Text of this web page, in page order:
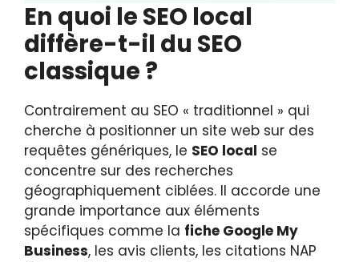
En quoi le SEO local
diffère-t-il du SEO
classique ?
Contrairement au SEO « traditionnel » qui
cherche à positionner un site web sur des
requêtes génériques, le SEO local se
concentre sur des recherches
géographiquement ciblées. Il accorde une
grande importance aux éléments
spécifiques comme la fiche Google My
Business, les avis clients, les citations NAP